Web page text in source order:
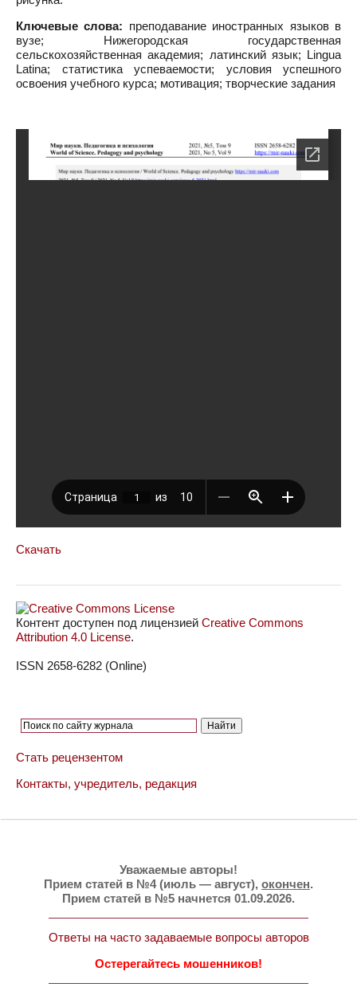
Ключевые слова: преподавание иностранных языков в
вузе; Нижегородская государственная
сельскохозяйственная академия; латинский язык; Lingua
Latina; статистика успеваемости; условия успешного
освоения учебного курса; мотивация; творческие задания
Скачать
Контент доступен под лицензией Creative Commons
Attribution 4.0 License.
ISSN 2658-6282 (Online)
Стать рецензентом
Контакты, учредитель, редакция
Уважаемые авторы!
Прием статей в №4 (июль — август), окончен.
Прием статей в №5 начнется 01.09.2026.
Ответы на часто задаваемые вопросы авторов
Остерегайтесь мошенников!